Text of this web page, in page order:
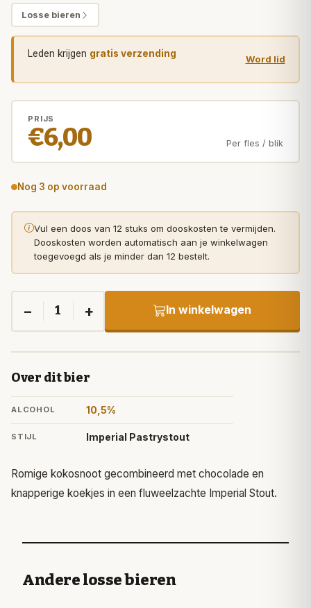
Losse bieren
Leden krijgen gratis verzending Word lid
PRIJS
€6,00 Per fles / blik
Nog 3 op voorraad
Vul een doos van 12 stuks om dooskosten te vermijden.
Dooskosten worden automatisch aan je winkelwagen
toegevoegd als je minder dan 12 bestelt.
− 1 + In winkelwagen
Over dit bier
ALCOHOL 10,5%
STIJL Imperial Pastrystout
Romige kokosnoot gecombineerd met chocolade en
knapperige koekjes in een fluweelzachte Imperial Stout.
Andere losse bieren